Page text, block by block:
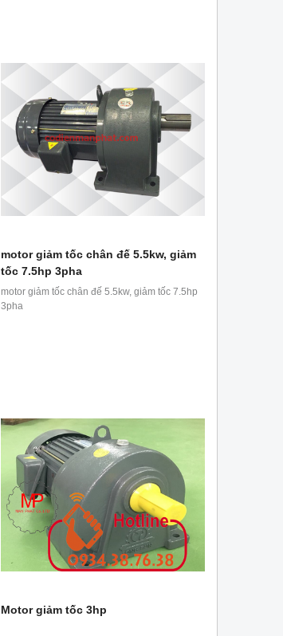
motor giảm tốc chân đế 5.5kw, giảm
tốc 7.5hp 3pha
motor giảm tốc chân đế 5.5kw, giảm tốc 7.5hp
3pha
Motor giảm tốc 3hp